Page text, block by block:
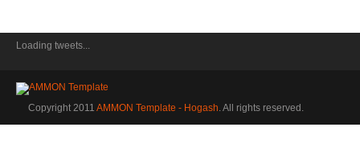
Loading tweets...
Copyright 2011 AMMON Template - Hogash. All rights reserved.